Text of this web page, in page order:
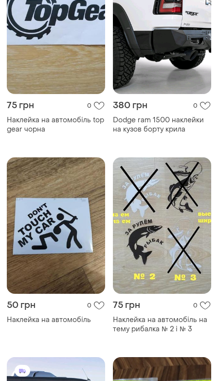
75 грн 0
Наклейка на автомобіль top
gear чорна
380 грн 0
Dodge ram 1500 наклейки
на кузов борту крила
50 грн 0
Наклейка на автомобіль
75 грн 0
Наклейка на автомобіль на
тему рибалка № 2 і № 3